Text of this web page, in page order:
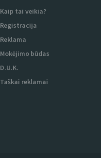
Kaip tai veikia?
Registracija
Reklama
Mokėjimo būdas
D.U.K.
Taškai reklamai